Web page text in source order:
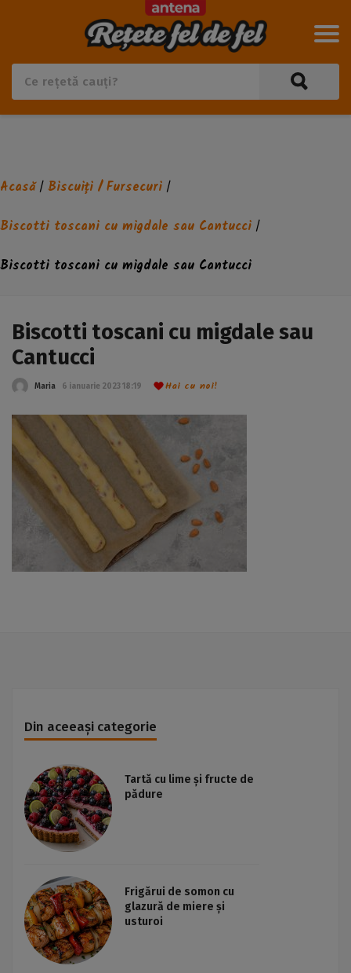
Acasă/ Biscuiți / Fursecuri /
Biscotti toscani cu migdale sau Cantucci /
Biscotti toscani cu migdale sau Cantucci
Biscotti toscani cu migdale sau
Cantucci
Maria 6 ianuarie 2023 18:19 Hai cu noi!
Din aceeași categorie
Tartă cu lime și fructe de
pădure
Frigărui de somon cu
glazură de miere și
usturoi